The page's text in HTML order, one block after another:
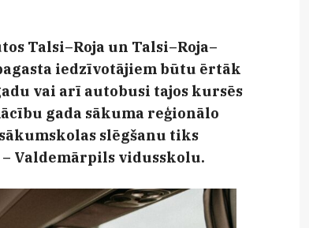
Talsi–Roja un Talsi–Roja–
iedzīvotājiem būtu ērtāk
vai arī autobusi tajos kursēs
gada sākuma reģionālo
slēgšanu tiks
Valdemārpils vidusskolu.